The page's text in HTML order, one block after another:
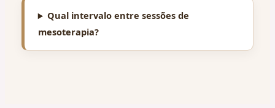
Qual intervalo entre sessões de
mesoterapia?